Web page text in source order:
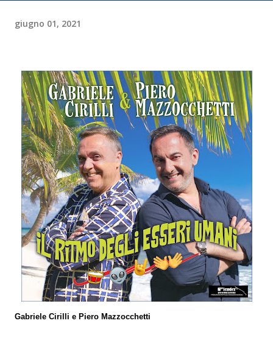
giugno 01, 2021
Gabriele Cirilli e Piero Mazzocchetti